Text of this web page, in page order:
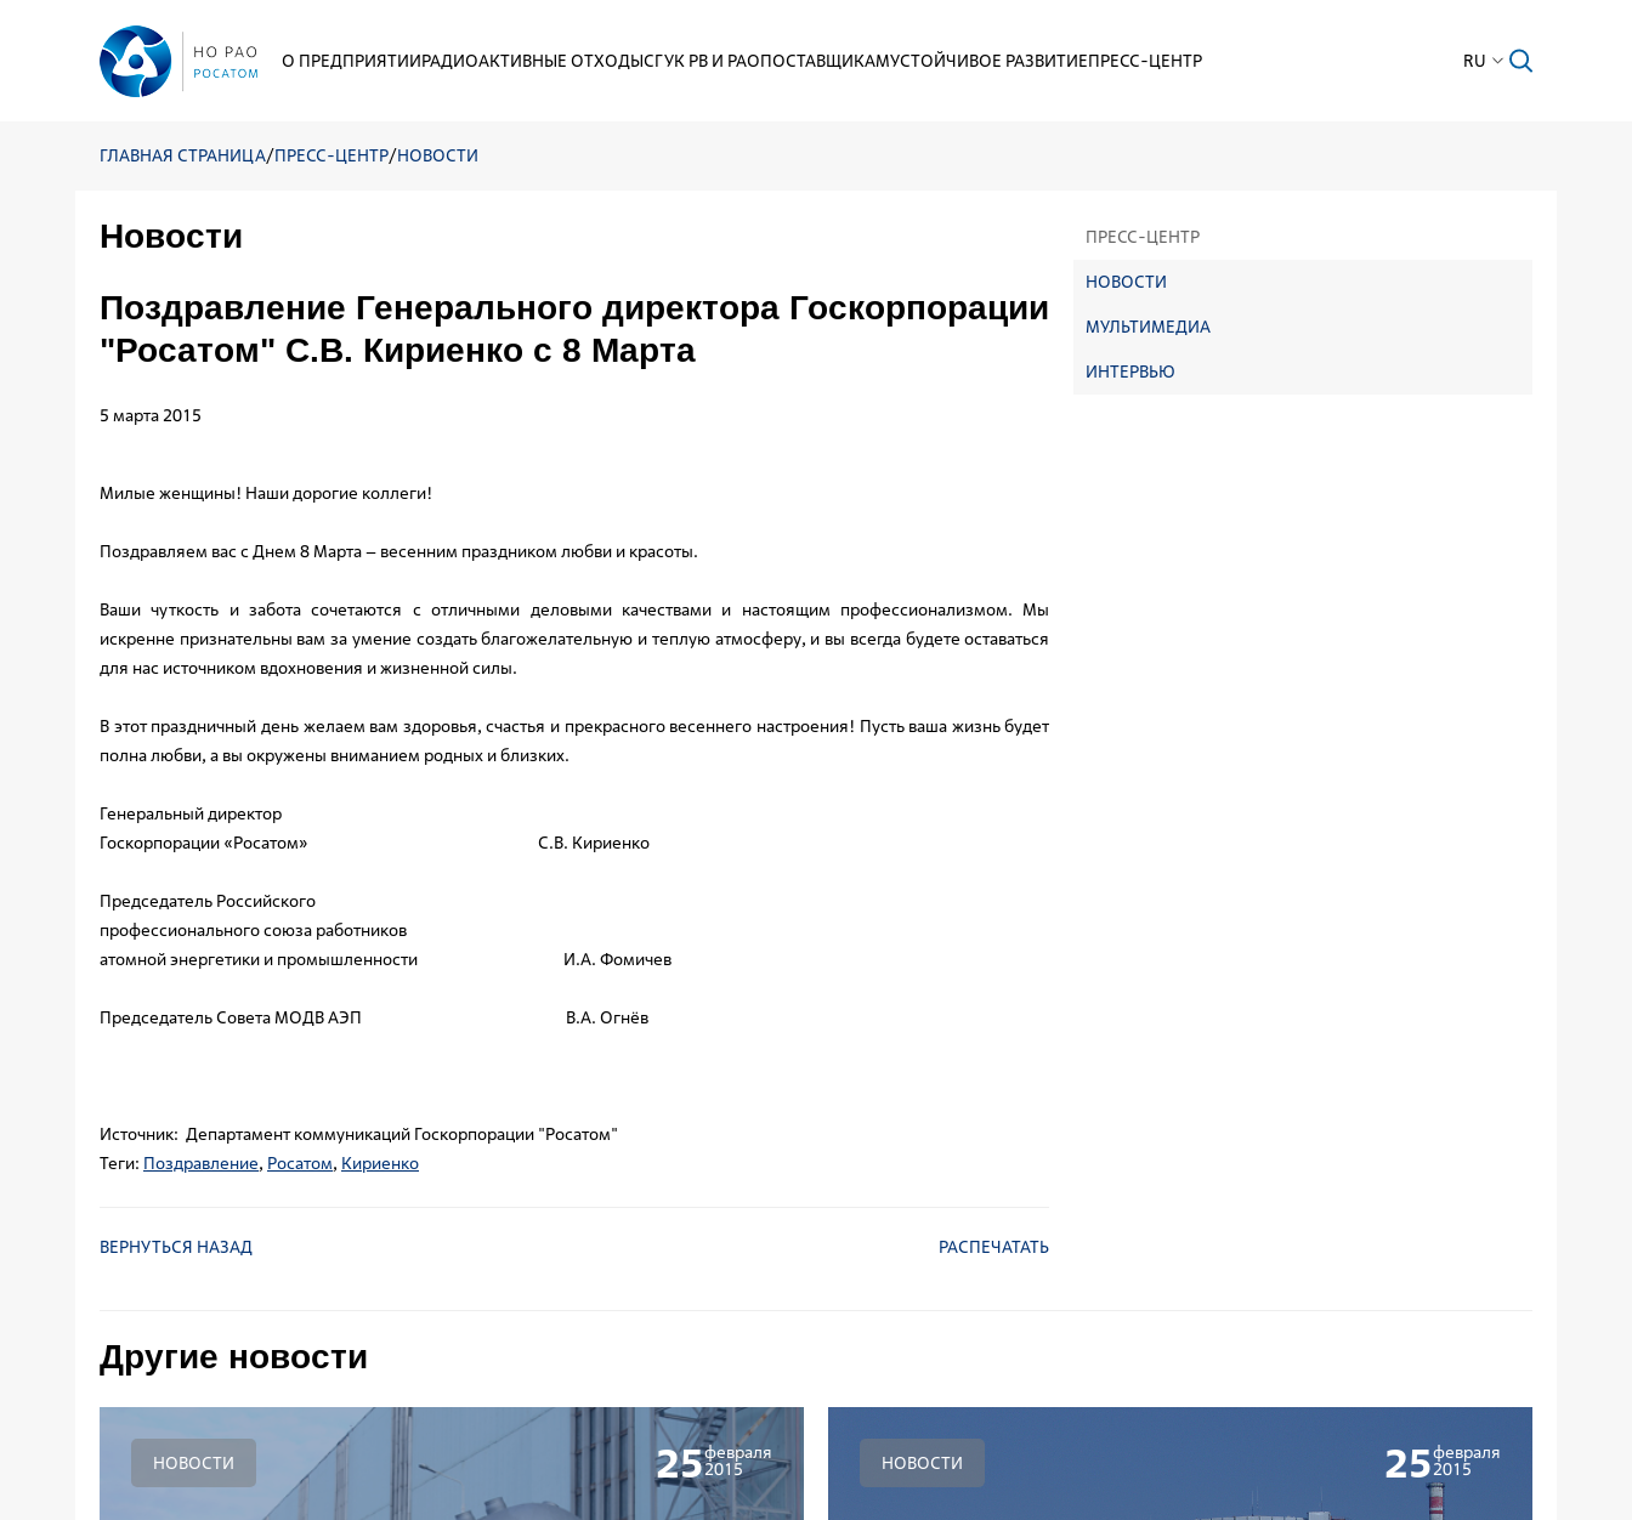
О ПРЕДПРИЯТИИРАДИОАКТИВНЫЕ ОТХОДЫСГУК РВ И РАОПОСТАВЩИКАМУСТОЙЧИВОЕ РАЗВИТИЕПРЕСС-ЦЕНТР RU
ГЛАВНАЯ СТРАНИЦА/ПРЕСС-ЦЕНТР/НОВОСТИ
ПРЕСС-ЦЕНТР
НОВОСТИ
МУЛЬТИМЕДИА
ИНТЕРВЬЮ
Новости
Поздравление Генерального директора Госкорпорации
"Росатом" С.В. Кириенко с 8 Марта
5 марта 2015
Милые женщины! Наши дорогие коллеги!
Поздравляем вас с Днем 8 Марта – весенним праздником любви и красоты.
Ваши чуткость и забота сочетаются с отличными деловыми качествами и настоящим профессионализмом. Мы
искренне признательны вам за умение создать благожелательную и теплую атмосферу, и вы всегда будете оставаться
для нас источником вдохновения и жизненной силы.
В этот праздничный день желаем вам здоровья, счастья и прекрасного весеннего настроения! Пусть ваша жизнь будет
полна любви, а вы окружены вниманием родных и близких.
Генеральный директор
Госкорпорации «Росатом» С.В. Кириенко
Председатель Российского
профессионального союза работников
атомной энергетики и промышленности И.А. Фомичев
Председатель Совета МОДВ АЭП В.А. Огнёв
Источник: Департамент коммуникаций Госкорпорации "Росатом"
Теги: Поздравление, Росатом, Кириенко
ВЕРНУТЬСЯ НАЗАД РАСПЕЧАТАТЬ
Другие новости
НОВОСТИ 25февраля
2015 НОВОСТИ 25февраля
2015